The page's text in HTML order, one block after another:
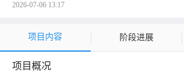
2026-07-06 13:17
项目内容 阶段进展
项目概况